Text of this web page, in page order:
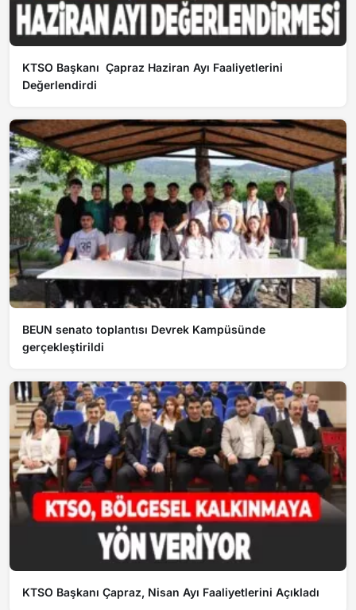
KTSO Başkanı Çapraz Haziran Ayı Faaliyetlerini
Değerlendirdi
BEUN senato toplantısı Devrek Kampüsünde
gerçekleştirildi
KTSO Başkanı Çapraz, Nisan Ayı Faaliyetlerini Açıkladı